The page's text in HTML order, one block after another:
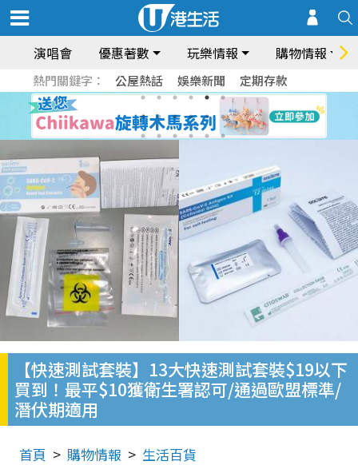
演唱會 優惠著數 玩樂情報 購物情報
熱門關鍵字： 公屋熱話 娛樂新聞 定期存款
【快速測試套裝】13大快速測試套裝$19以下
買到！最平$10獲衛生署認可/通過歐盟標準/
潛伏期適用
首頁 購物情報 生活百貨